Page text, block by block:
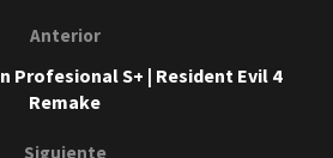
Anterior
Profesional S+ | Resident Evil 4
Remake
Siguiente